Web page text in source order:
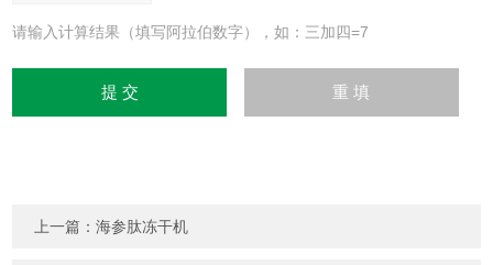
请输入计算结果（填写阿拉伯数字），如：三加四=7
上一篇：海参肽冻干机